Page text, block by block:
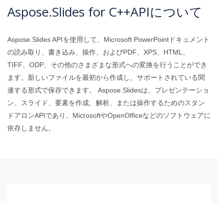
Aspose.Slides for C++APIについて
Aspose.Slides APIを使用して、Microsoft PowerPointドキュメント
の読み取り、書き込み、操作、およびPDF、XPS、HTML、
TIFF、ODP、その他のさまざまな形式への変換を行うことができ
ます。新しいファイルを最初から作成し、サポートされている関
連する形式で保存できます。 Aspose.Slidesは、プレゼンテーショ
ン、スライド、要素を作成、解析、または操作するためのスタン
ドアロンAPIであり、MicrosoftやOpenOfficeなどのソフトウェアに
依存しません。